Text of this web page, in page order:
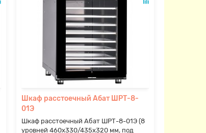
Шкаф расстоечный Абат ШРТ-8-
01Э
Шкаф расстоечный Абат ШРТ-8-01Э (8
уровней 460х330/435х320 мм, под